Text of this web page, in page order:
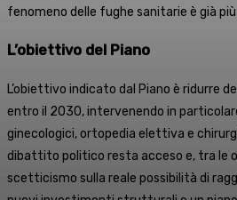
fenomeno delle fughe sanitarie è già
L’obiettivo del Piano
L’obiettivo indicato dal Piano è ridurre
entro il 2030, intervenendo in
ginecologici, ortopedia elettiva e
dibattito politico resta acceso e, tra le
scetticismo sulla reale possibilità di